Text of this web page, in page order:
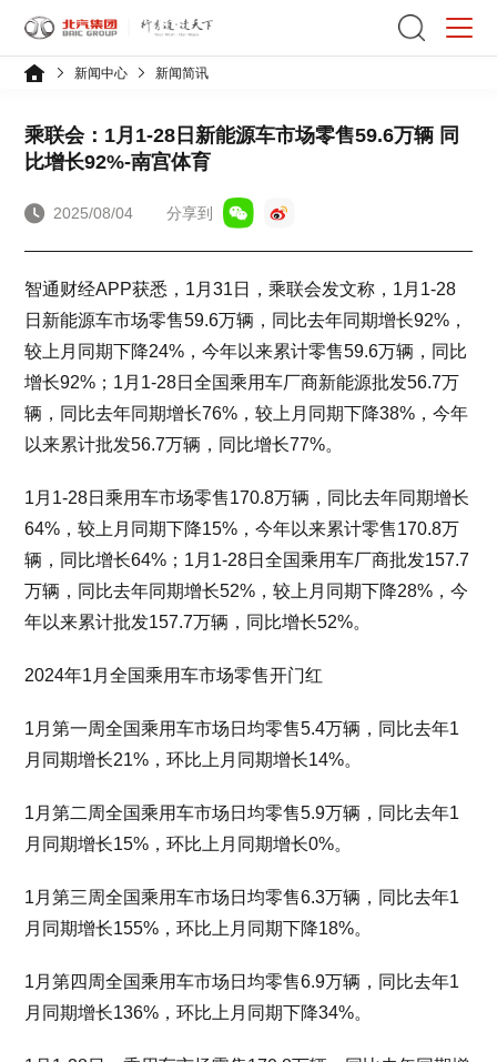
新闻中心 新闻简讯
乘联会：1月1-28日新能源车市场零售59.6万辆 同
比增长92%-南宫体育
2025/08/04 分享到
智通财经APP获悉，1月31日，乘联会发文称，1月1-28
日新能源车市场零售59.6万辆，同比去年同期增长92%，
较上月同期下降24%，今年以来累计零售59.6万辆，同比
增长92%；1月1-28日全国乘用车厂商新能源批发56.7万
辆，同比去年同期增长76%，较上月同期下降38%，今年
以来累计批发56.7万辆，同比增长77%。
1月1-28日乘用车市场零售170.8万辆，同比去年同期增长
64%，较上月同期下降15%，今年以来累计零售170.8万
辆，同比增长64%；1月1-28日全国乘用车厂商批发157.7
万辆，同比去年同期增长52%，较上月同期下降28%，今
年以来累计批发157.7万辆，同比增长52%。
2024年1月全国乘用车市场零售开门红
1月第一周全国乘用车市场日均零售5.4万辆，同比去年1
月同期增长21%，环比上月同期增长14%。
1月第二周全国乘用车市场日均零售5.9万辆，同比去年1
月同期增长15%，环比上月同期增长0%。
1月第三周全国乘用车市场日均零售6.3万辆，同比去年1
月同期增长155%，环比上月同期下降18%。
1月第四周全国乘用车市场日均零售6.9万辆，同比去年1
月同期增长136%，环比上月同期下降34%。